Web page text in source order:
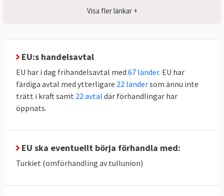
varor länder emellan. Ekonomer framhåller
billigast och importera det som andra länder
gör bäst och billigast. Enligt teorin tjänar
alla på det i en värld utan handelshinder.
Sveriges handelsmyndighet
Andra fördelar är enligt myndigheten
billigare produktion genom
av ny teknik samt lägre priser, större utbud
Visa fler länkar +
EU:s handelsavtal
EU har i dag frihandelsavtal med 67 länder. EU har
färdiga avtal med ytterligare 22 ländersom ännu inte
trätt i kraft samt 22 avtal där förhandlingar har
öppnats.
EU ska eventuellt börja förhandla med:
Turkiet (omförhandling av tullunion)